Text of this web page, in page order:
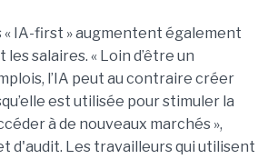
IA-first » augmentent également
salaires. « Loin d’être un
l’IA peut au contraire créer
est utilisée pour stimuler la
à de nouveaux marchés »,
d'audit. Les travailleurs qui utilisent